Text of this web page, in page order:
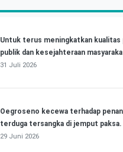
Untuk terus meningkatkan kualitas
publik dan kesejahteraan
31 Juli 2026
Oegroseno kecewa terhadap
terduga tersangka di jemput paksa.
29 Juni 2026